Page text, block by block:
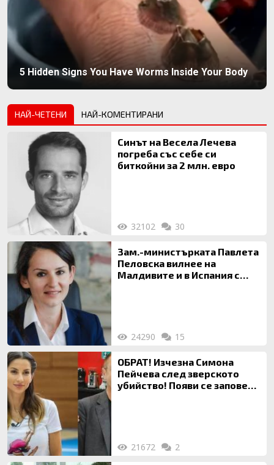
5 Hidden Signs You Have Worms Inside Your Body
НАЙ-ЧЕТЕНИ НАЙ-КОМЕНТИРАНИ
Синът на Весела Лечева
погреба със себе си
биткойни за 2 млн. евро
32102 30
Зам.-министърката Павлета
Пеловска вилнее на
Малдивите и в Испания с
24290 15
ОБРАТ! Изчезна Симона
Пейчева след зверското
убийство! Появи се заповед
21672 2